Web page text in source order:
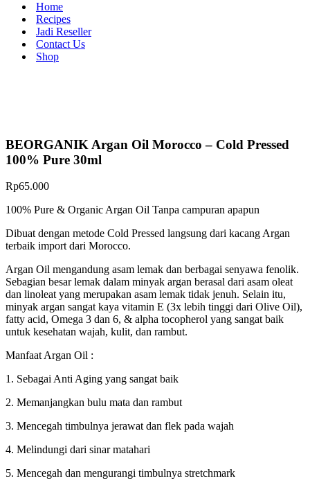
Home
Recipes
Jadi Reseller
Contact Us
Shop
BEORGANIK Argan Oil Morocco – Cold Pressed
100% Pure 30ml
Rp65.000
100% Pure & Organic Argan Oil Tanpa campuran apapun
Dibuat dengan metode Cold Pressed langsung dari kacang Argan
terbaik import dari Morocco.
Argan Oil mengandung asam lemak dan berbagai senyawa fenolik.
Sebagian besar lemak dalam minyak argan berasal dari asam oleat
dan linoleat yang merupakan asam lemak tidak jenuh. Selain itu,
minyak argan sangat kaya vitamin E (3x lebih tinggi dari Olive Oil),
fatty acid, Omega 3 dan 6, & alpha tocopherol yang sangat baik
untuk kesehatan wajah, kulit, dan rambut.
Manfaat Argan Oil :
1. Sebagai Anti Aging yang sangat baik
2. Memanjangkan bulu mata dan rambut
3. Mencegah timbulnya jerawat dan flek pada wajah
4. Melindungi dari sinar matahari
5. Mencegah dan mengurangi timbulnya stretchmark